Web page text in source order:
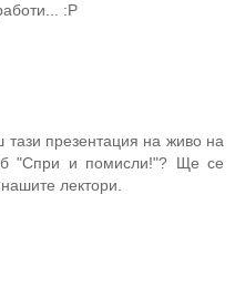
:Р
презентация на живо на
"Спри и помисли!"? Ще се
лектори.